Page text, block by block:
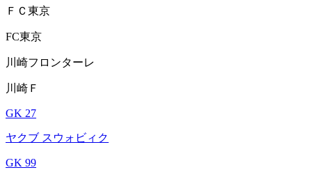
ＦＣ東京
FC東京
川崎フロンターレ
川崎Ｆ
GK 27
ヤクブ スウォビィク
GK 99